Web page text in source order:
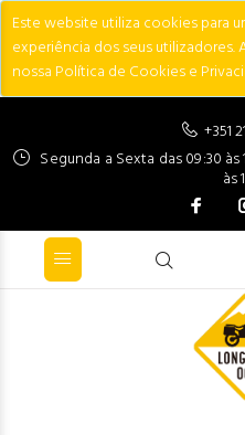
Este website utiliza cookies para
experiência dos seus
nossa Política de Cookies e
+351
Segunda a Sexta das 09:30 às
às